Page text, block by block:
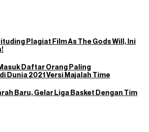
Plagiat Film As The Gods Will, Ini
Daftar Orang Paling
Dunia 2021 Versi Majalah Time
Baru, Gelar Liga Basket Dengan Tim